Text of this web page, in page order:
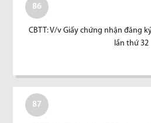
86
CBTT: V/v Giấy chứng nhận đăng
lần thứ 32
87